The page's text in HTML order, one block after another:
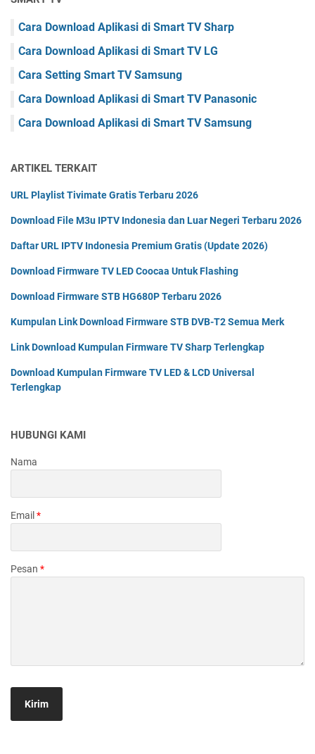
Cara Download Aplikasi di Smart TV Sharp
Cara Download Aplikasi di Smart TV LG
Cara Setting Smart TV Samsung
Cara Download Aplikasi di Smart TV Panasonic
Cara Download Aplikasi di Smart TV Samsung
ARTIKEL TERKAIT
URL Playlist Tivimate Gratis Terbaru 2026
Download File M3u IPTV Indonesia dan Luar Negeri Terbaru 2026
Daftar URL IPTV Indonesia Premium Gratis (Update 2026)
Download Firmware TV LED Coocaa Untuk Flashing
Download Firmware STB HG680P Terbaru 2026
Kumpulan Link Download Firmware STB DVB-T2 Semua Merk
Link Download Kumpulan Firmware TV Sharp Terlengkap
Download Kumpulan Firmware TV LED & LCD Universal
Terlengkap
HUBUNGI KAMI
Nama
Email *
Pesan *